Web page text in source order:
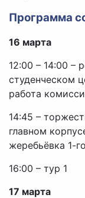
Программа
16 марта
12:00 – 14:00 –
студенческом
работа
14:45 –
главном
жеребьёвка 1-
16:00 – тур 1
17 марта